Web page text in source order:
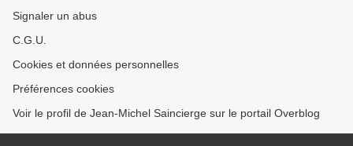
Signaler un abus
C.G.U.
Cookies et données personnelles
Préférences cookies
Voir le profil de Jean-Michel Saincierge sur le portail Overblog